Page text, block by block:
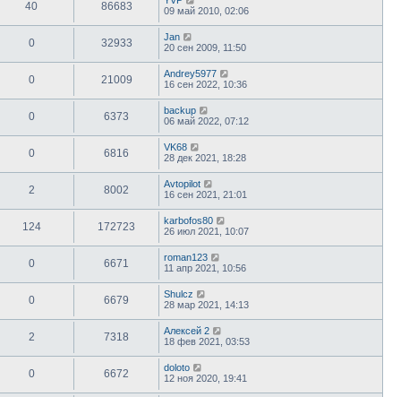
40 86683
09 май 2010, 02:06
0 32933
Jan
20 сен 2009, 11:50
0 21009
Andrey5977
16 сен 2022, 10:36
0 6373
backup
06 май 2022, 07:12
0 6816
VK68
28 дек 2021, 18:28
2 8002
Avtopilot
16 сен 2021, 21:01
124 172723
karbofos80
26 июл 2021, 10:07
0 6671
roman123
11 апр 2021, 10:56
0 6679
Shulcz
28 мар 2021, 14:13
2 7318
Алексей 2
18 фев 2021, 03:53
0 6672
doloto
12 ноя 2020, 19:41